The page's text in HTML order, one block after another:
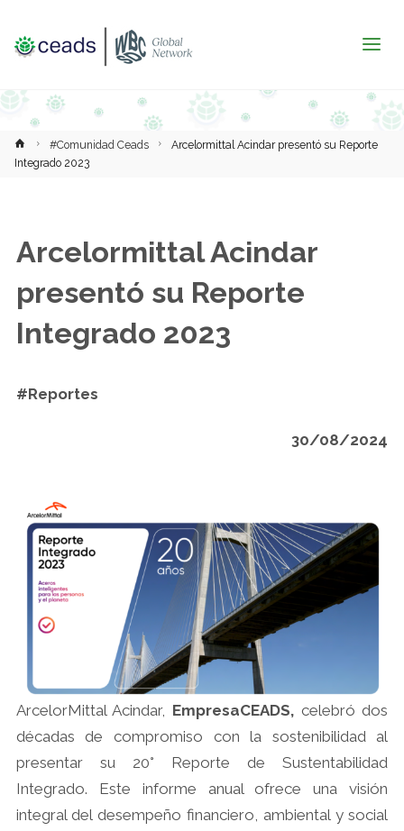
Inicio#Comunidad Ceads
Arcelormittal Acindar presentó su Reporte
Integrado 2023
Arcelormittal Acindar
presentó su Reporte
Integrado 2023
#Reportes
30/08/2024
ArcelorMittal Acindar, EmpresaCEADS, celebró dos
décadas de compromiso con la sostenibilidad al
presentar su 20° Reporte de Sustentabilidad
Integrado. Este informe anual ofrece una visión
integral del desempeño financiero, ambiental y social